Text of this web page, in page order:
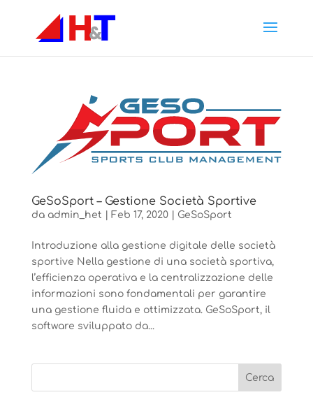
GeSoSport – Gestione Società Sportive
da admin_het Feb 17, 2020| GeSoSport
Introduzione alla gestione digitale delle società
sportive Nella gestione di una società sportiva,
l’efficienza operativa e la centralizzazione delle
informazioni sono fondamentali per garantire
una gestione fluida e ottimizzata. GeSoSport, il
software sviluppato da...